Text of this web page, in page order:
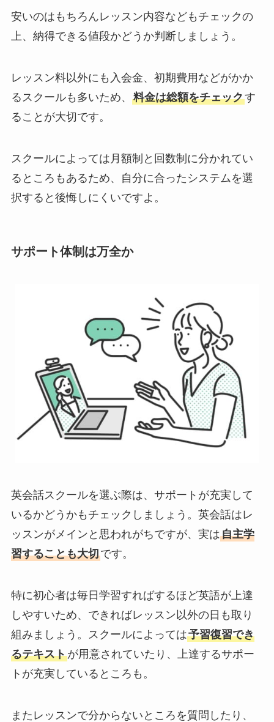
安いのはもちろんレッスン内容などもチェックの
上、納得できる値段かどうか判断しましょう。
レッスン料以外にも入会金、初期費用などがかか
るスクールも多いため、 料金は総額をチェックす
ることが大切です。
スクールによっては月額制と回数制に分かれてい
るところもあるため、自分に合ったシステムを選
択すると後悔しにくいですよ。
サポート体制は万全か
英会話スクールを選ぶ際は、サポートが充実して
いるかどうかもチェックしましょう。英会話はレ
ッスンがメインと思われがちですが、実は自主学
習することも大切です。
特に初心者は毎日学習すればするほど英語が上達
しやすいため、できればレッスン以外の日も取り
組みましょう。スクールによっては予習復習でき
るテキストが用意されていたり、上達するサポー
トが充実しているところも。
またレッスンで分からないところを質問したり、